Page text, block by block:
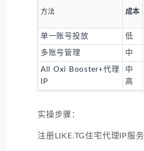
方法 成本
单一账号投放 低
多账号管理 中
All Oxi Booster+代理
IP
中
高
实操步骤：
注册LIKE.TG住宅代理IP服务